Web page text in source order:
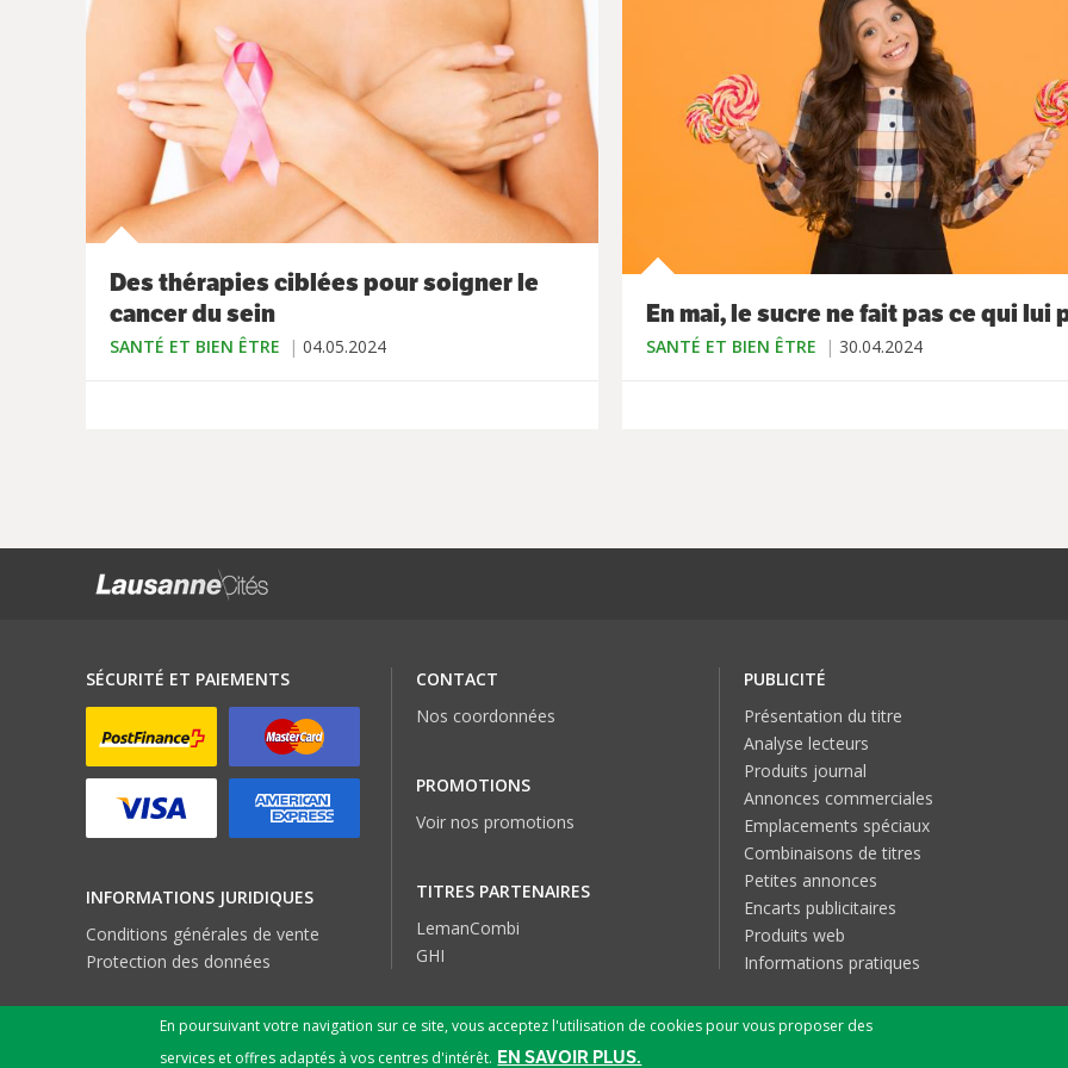
Des thérapies ciblées pour soigner le
cancer du sein
SANTÉ ET BIEN ÊTRE 04.05.2024
En mai, le sucre ne fait pas ce qui lui
SANTÉ ET BIEN ÊTRE 30.04.2024
SÉCURITÉ ET PAIEMENTS
INFORMATIONS JURIDIQUES
Conditions générales de vente
Protection des données
CONTACT
Nos coordonnées
PROMOTIONS
Voir nos promotions
TITRES PARTENAIRES
LemanCombi
GHI
PUBLICITÉ
Présentation du titre
Analyse lecteurs
Produits journal
Annonces commerciales
Emplacements spéciaux
Combinaisons de titres
Petites annonces
Encarts publicitaires
Produits web
Informations pratiques
En poursuivant votre navigation sur ce site, vous acceptez l'utilisation de cookies pour vous proposer des
services et offres adaptés à vos centres d'intérêt. EN SAVOIR PLUS.